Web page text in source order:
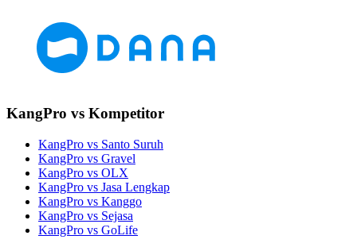
KangPro vs Kompetitor
KangPro vs Santo Suruh
KangPro vs Gravel
KangPro vs OLX
KangPro vs Jasa Lengkap
KangPro vs Kanggo
KangPro vs Sejasa
KangPro vs GoLife